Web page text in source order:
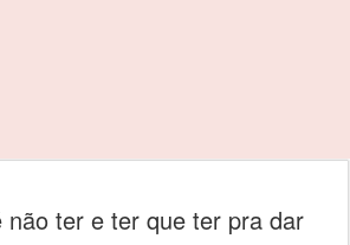
não ter e ter que ter pra dar